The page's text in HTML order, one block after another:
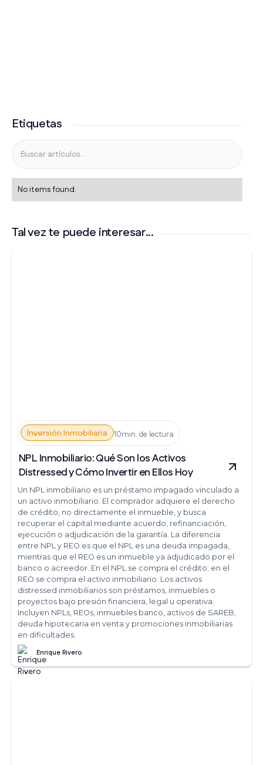
Etiquetas
No items found.
Tal vez te puede interesar...
Inversión Inmobiliaria 10min. de lectura
NPL Inmobiliario: Qué Son los Activos
Distressed y Cómo Invertir en Ellos Hoy
Un NPL inmobiliario es un préstamo impagado vinculado a
un activo inmobiliario. El comprador adquiere el derecho
de crédito, no directamente el inmueble, y busca
recuperar el capital mediante acuerdo, refinanciación,
ejecución o adjudicación de la garantía. La diferencia
entre NPL y REO es que el NPL es una deuda impagada,
mientras que el REO es un inmueble ya adjudicado por el
banco o acreedor. En el NPL se compra el crédito; en el
REO se compra el activo inmobiliario. Los activos
distressed inmobiliarios son préstamos, inmuebles o
proyectos bajo presión financiera, legal u operativa.
Incluyen NPLs, REOs, inmuebles banco, activos de SAREB,
deuda hipotecaria en venta y promociones inmobiliarias
en dificultades.
Enrique Rivero